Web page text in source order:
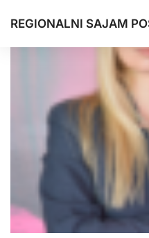
REGIONALNI SAJAM